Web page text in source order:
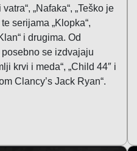
„Nafaka“, „Teško je
serijama „Klopka“,
i drugima. Od
se izdvajaju
krvi i meda“, „Child 44″ i
Clancy’s Jack Ryan“.